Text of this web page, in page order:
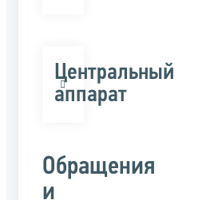
Центральный
аппарат
Обращения
и